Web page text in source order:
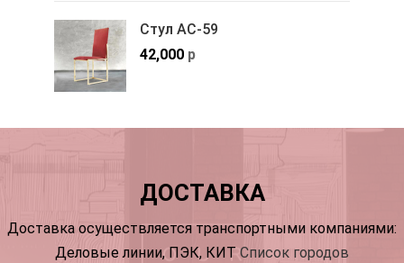
Стул АС-59
42,000 р
ДОСТАВКА
Доставка осуществляется транспортными компаниями:
Деловые линии, ПЭК, КИТ Список городов